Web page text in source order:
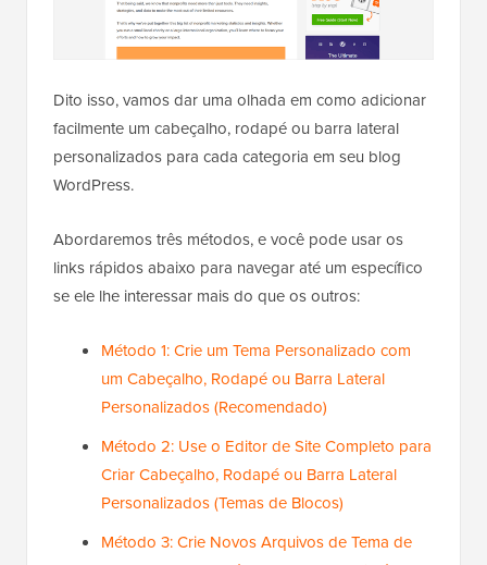
Dito isso, vamos dar uma olhada em como adicionar
facilmente um cabeçalho, rodapé ou barra lateral
personalizados para cada categoria em seu blog
WordPress.
Abordaremos três métodos, e você pode usar os
links rápidos abaixo para navegar até um específico
se ele lhe interessar mais do que os outros:
Método 1: Crie um Tema Personalizado com
um Cabeçalho, Rodapé ou Barra Lateral
Personalizados (Recomendado)
Método 2: Use o Editor de Site Completo para
Criar Cabeçalho, Rodapé ou Barra Lateral
Personalizados (Temas de Blocos)
Método 3: Crie Novos Arquivos de Tema de